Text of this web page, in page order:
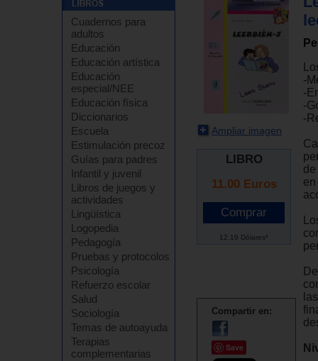
Cuadernos para
adultos
Educación
Educación artística
Educación
especial/NEE
Educación física
Diccionarios
Escuela
Estimulación precoz
Guías para padres
Infantil y juvenil
Libros de juegos y
actividades
Lingüística
Logopedia
Pedagogía
Pruebas y protocolos
Psicología
Refuerzo escolar
Salud
Sociología
Temas de autoayuda
Terapias
complementarias
Ampliar imagen
LIBRO
11.00 Euros
12.19 Dólares*
Compartir en:
Save
-
-
-
-